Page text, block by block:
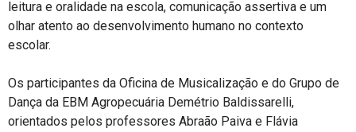
leitura e oralidade na escola, comunicação assertiva e um
olhar atento ao desenvolvimento humano no contexto
escolar.
Os participantes da Oficina de Musicalização e do Grupo de
Dança da EBM Agropecuária Demétrio Baldissarelli,
orientados pelos professores Abraão Paiva e Flávia